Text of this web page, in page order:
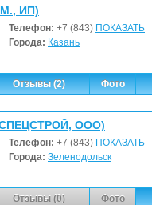
М., ИП)
Телефон: +7 (843) ПОКАЗАТЬ
Города: Казань
Отзывы (2) Фото
ООО)
Телефон: +7 (843) ПОКАЗАТЬ
Города: Зеленодольск
Отзывы (0) Фото